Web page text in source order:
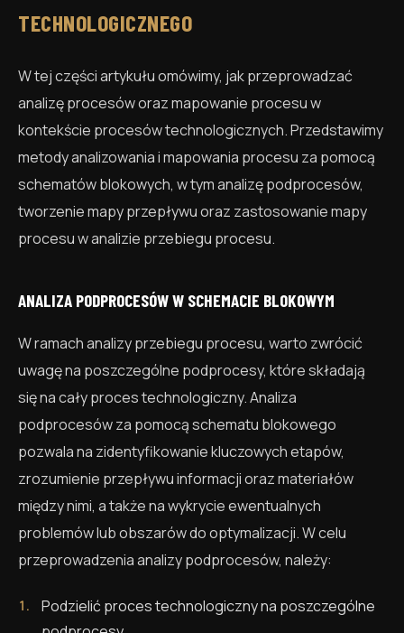
TECHNOLOGICZNEGO
W tej części artykułu omówimy, jak przeprowadzać
analizę procesów oraz mapowanie procesu w
kontekście procesów technologicznych. Przedstawimy
metody analizowania i mapowania procesu za pomocą
schematów blokowych, w tym analizę podprocesów,
tworzenie mapy przepływu oraz zastosowanie mapy
procesu w analizie przebiegu procesu.
ANALIZA PODPROCESÓW W SCHEMACIE BLOKOWYM
W ramach analizy przebiegu procesu, warto zwrócić
uwagę na poszczególne podprocesy, które składają
się na cały proces technologiczny. Analiza
podprocesów za pomocą schematu blokowego
pozwala na zidentyfikowanie kluczowych etapów,
zrozumienie przepływu informacji oraz materiałów
między nimi, a także na wykrycie ewentualnych
problemów lub obszarów do optymalizacji. W celu
przeprowadzenia analizy podprocesów, należy:
Podzielić proces technologiczny na poszczególne